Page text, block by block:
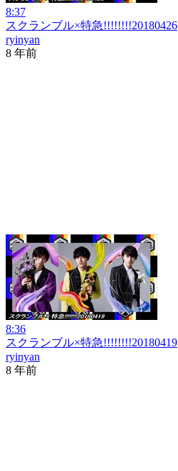
8:37
スクランブル×特急!!!!!!!!20180426
ryinyan
8 年前
8:36
スクランブル×特急!!!!!!!!20180419
ryinyan
8 年前